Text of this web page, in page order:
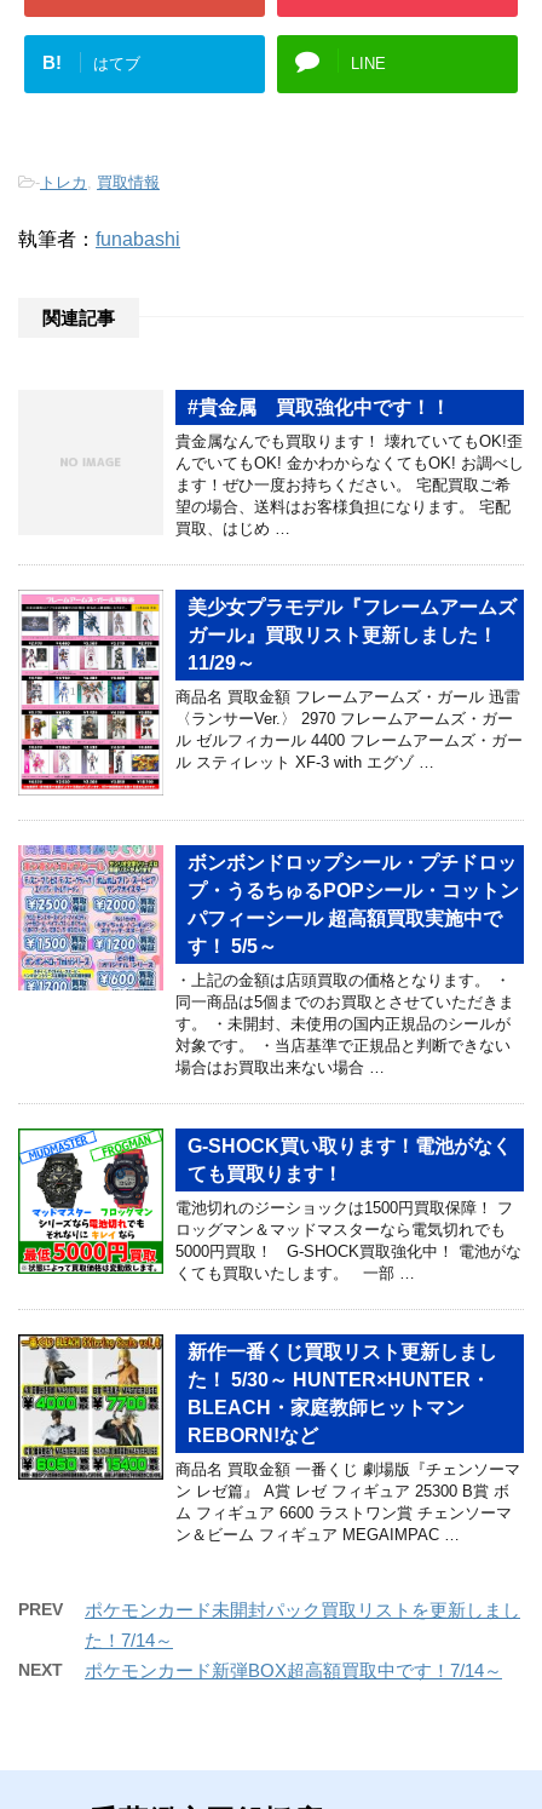
B! はてブ LINE
- トレカ 買取情報
執筆者： funabashi
関連記事
#貴金属 買取強化中です！！
貴金属なんでも買取ります！ 壊れていてもOK!歪
んでいてもOK! 金かわからなくてもOK! お調べし
ます！ぜひ一度お持ちください。 宅配買取ご希
望の場合、送料はお客様負担になります。 宅配
買取、はじめ …
美少女プラモデル『フレームアームズ
ガール』買取リスト更新しました！
11/29～
商品名 買取金額 フレームアームズ・ガール 迅雷
〈ランサーVer.〉 2970 フレームアームズ・ガー
ル ゼルフィカール 4400 フレームアームズ・ガー
ル スティレット XF-3 with エグゾ …
ボンボンドロップシール・プチドロッ
プ・うるちゅるPOPシール・コットン
パフィーシール 超高額買取実施中で
す！ 5/5～
・上記の金額は店頭買取の価格となります。 ・
同一商品は5個までのお買取とさせていただきま
す。 ・未開封、未使用の国内正規品のシールが
対象です。 ・当店基準で正規品と判断できない
場合はお買取出来ない場合 …
G-SHOCK買い取ります！電池がなく
ても買取ります！
電池切れのジーショックは1500円買取保障！ フ
ロッグマン＆マッドマスターなら電気切れでも
5000円買取！ G-SHOCK買取強化中！ 電池がな
くても買取いたします。 一部 …
新作一番くじ買取リスト更新しまし
た！ 5/30～ HUNTER×HUNTER・
BLEACH・家庭教師ヒットマン
REBORN!など
商品名 買取金額 一番くじ 劇場版『チェンソーマ
ン レゼ篇』 A賞 レゼ フィギュア 25300 B賞 ボ
ム フィギュア 6600 ラストワン賞 チェンソーマ
ン＆ビーム フィギュア MEGAIMPAC …
PREV
ポケモンカード未開封パック買取リストを更新しまし
た！7/14～
NEXT ポケモンカード新弾BOX超高額買取中です！7/14～